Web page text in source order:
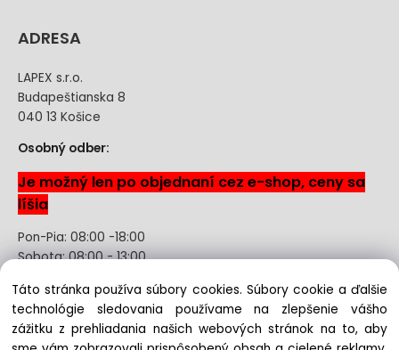
ADRESA
LAPEX s.r.o.
Budapeštianska 8
040 13 Košice
Osobný odber:
Je možný len po objednaní cez e-shop, ceny sa
líšia
Pon-Pia: 08:00 -18:00
Sobota: 08:00 - 13:00
Odstúpenie od kúpnej zmluvy uzavretej na diaľku bez
registrácie
Táto stránka používa súbory cookies. Súbory cookie a ďalšie
technológie sledovania používame na zlepšenie vášho
zážitku z prehliadania našich webových stránok na to, aby